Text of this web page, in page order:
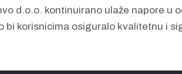
d.o.o. kontinuirano ulaže napore u
bi korisnicima osiguralo kvalitetnu i